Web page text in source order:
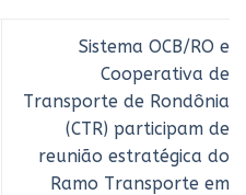
Sistema OCB/RO e
Cooperativa de
Transporte de Rondônia
(CTR) participam de
reunião estratégica do
Ramo Transporte em